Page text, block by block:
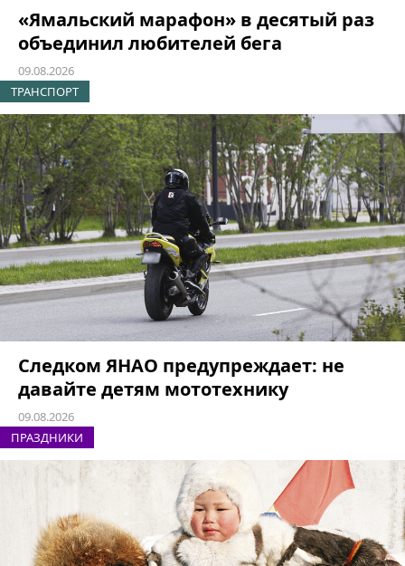
«Ямальский марафон» в десятый раз
объединил любителей бега
09.08.2026
ТРАНСПОРТ
Следком ЯНАО предупреждает: не
давайте детям мототехнику
09.08.2026
ПРАЗДНИКИ